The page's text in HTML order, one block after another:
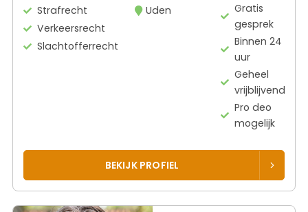
Strafrecht
Verkeersrecht
Slachtofferrecht
Uden
Gratis
gesprek
Binnen 24
uur
Geheel
vrijblijvend
Pro deo
mogelijk
BEKIJK PROFIEL